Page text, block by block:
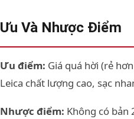
Ưu Và Nhược Điểm
Ưu điểm: Giá quá hời (rẻ
Leica chất lượng cao, sạc
Nhược điểm: Không có bản